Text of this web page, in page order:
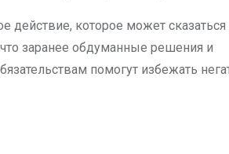
действие, которое может
заранее обдуманные решения и
помогут избежать